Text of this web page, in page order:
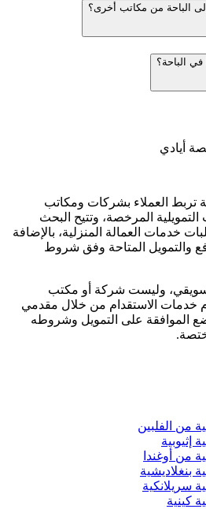
الباحة من مكاتب أخرى؟
في الباحة؟
أيادي
تربط العملاء بشركات ومكاتب
المرخصة، وتتيح البحث
خدمات العمالة المنزلية، بالإضافة
والتمويل المتاحة وفق شروط
وليست شركة أو مكتب
خدمات الاستقدام من خلال مقدمي
الموافقة على التمويل وشروطه
من الفلبين
إثيوبية
من أوغندا
بنغلاديشية
سريلانكية
كينية